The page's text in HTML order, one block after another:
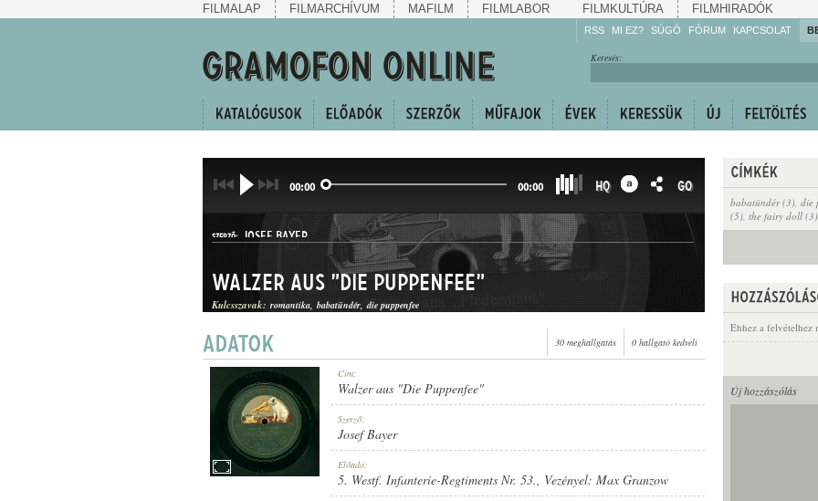
FILMALAP FILMARCHÍVUM MAFILM FILMLABOR FILMKULTÚRA FILMHIRADÓK
RSS MI EZ? SÚGÓ
Gyarapítsa!
FÓRUM KAPCSOLAT
Keresés:
babatündér (3), die
(5), the fairy doll (3)
Ehhez a felvételhez
Új hozzászólás
00:00 00:00 HQ GO
SZERZŐ: JOSEF BAYER
KERINGŐ
Walzer aus "Die Puppenfee"
Kulcsszavak: romantika babatündér die puppenfee
30 meghallgatás 0 hallgató kedveli
Cím:
Walzer aus "Die Puppenfee"
Szerző:
Josef Bayer
Előadó:
5. Westf. Infanterie-Regtiments Nr. 53., Vezényel: Max Granzow